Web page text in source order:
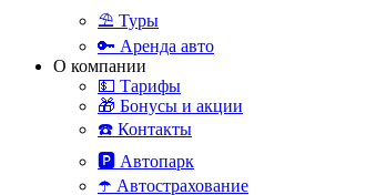
⛱️ Туры
🔑 Аренда авто
О компании
💵 Тарифы
🎁 Бонусы и акции
☎️ Контакты
🅿️ Автопарк
☂️ Автострахование